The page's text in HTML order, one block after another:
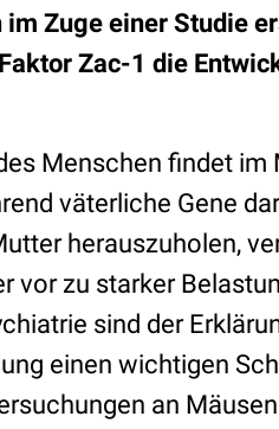
im Zuge einer Studie
Zac-1 die
Menschen findet
väterliche Gene
herauszuholen,
vor zu starker
sind der
einen wichtigen
an